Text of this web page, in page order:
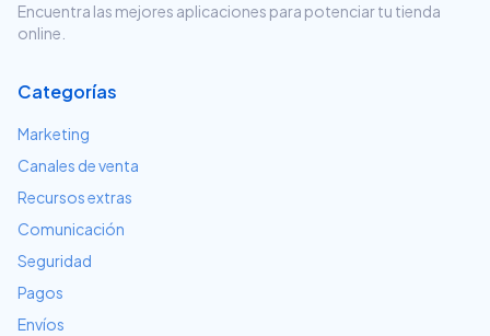
Encuentra las mejores aplicaciones para potenciar tu tienda
online.
Categorías
Marketing
Canales de venta
Recursos extras
Comunicación
Seguridad
Pagos
Envíos